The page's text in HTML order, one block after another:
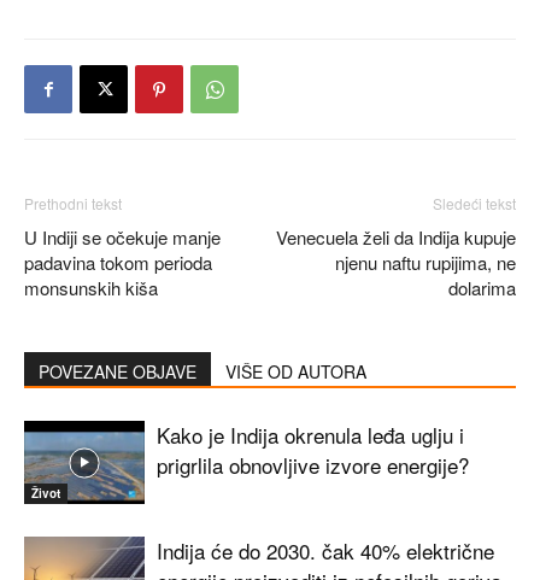
Prethodni tekst
U Indiji se očekuje manje
padavina tokom perioda
monsunskih kiša
Sledeći tekst
Venecuela želi da Indija kupuje
njenu naftu rupijima, ne
dolarima
POVEZANE OBJAVE VIŠE OD AUTORA
Život
Kako je Indija okrenula leđa uglju i
prigrlila obnovljive izvore energije?
Indija će do 2030. čak 40% električne